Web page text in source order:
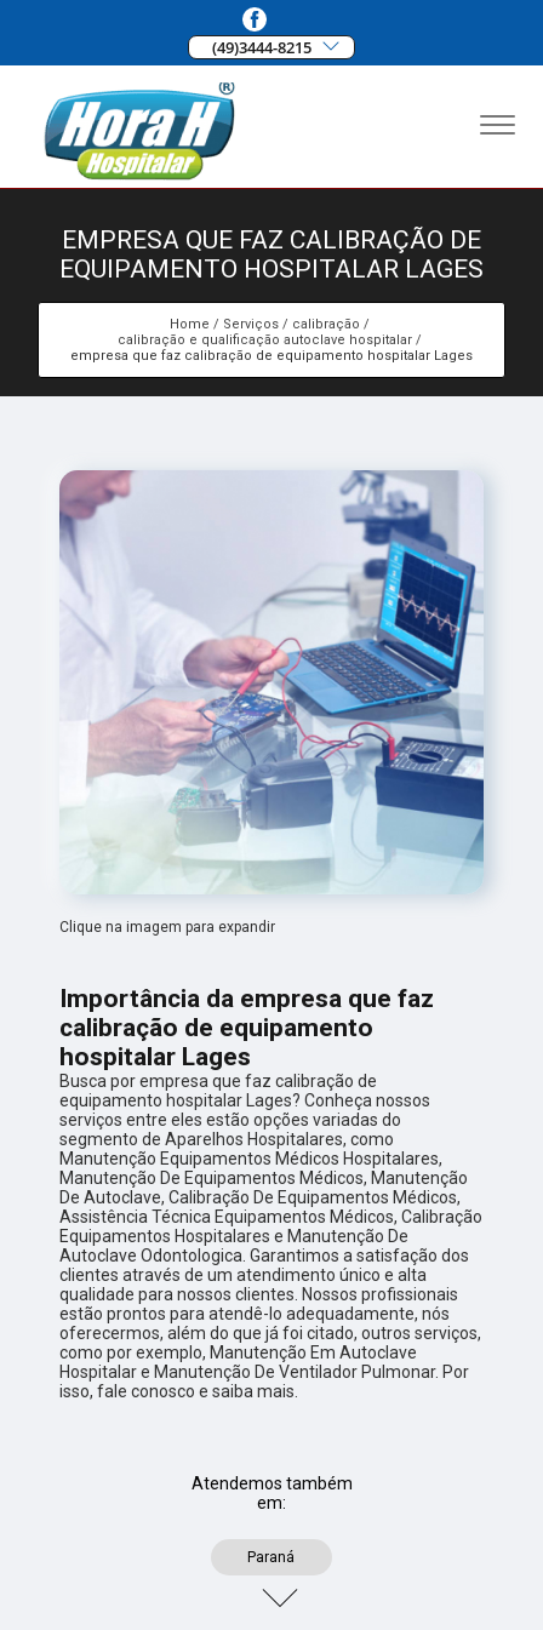
(49)3444-8215
EMPRESA QUE FAZ CALIBRAÇÃO DE
EQUIPAMENTO HOSPITALAR LAGES
Home Serviços
calibração
calibração e qualificação autoclave hospitalar
empresa que faz calibração de equipamento hospitalar Lages
Clique na imagem para expandir
Importância da empresa que faz
calibração de equipamento
hospitalar Lages
Busca por empresa que faz calibração de
equipamento hospitalar Lages? Conheça nossos
serviços entre eles estão opções variadas do
segmento de Aparelhos Hospitalares, como
Manutenção Equipamentos Médicos Hospitalares,
Manutenção De Equipamentos Médicos, Manutenção
De Autoclave, Calibração De Equipamentos Médicos,
Assistência Técnica Equipamentos Médicos, Calibração
Equipamentos Hospitalares e Manutenção De
Autoclave Odontologica. Garantimos a satisfação dos
clientes através de um atendimento único e alta
qualidade para nossos clientes. Nossos profissionais
estão prontos para atendê-lo adequadamente, nós
oferecermos, além do que já foi citado, outros serviços,
como por exemplo, Manutenção Em Autoclave
Hospitalar e Manutenção De Ventilador Pulmonar. Por
isso, fale conosco e saiba mais.
Atendemos também
em:
Paraná